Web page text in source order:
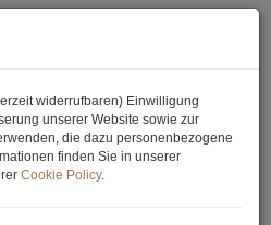
Paare geeignet liegt diese
See, in einer wundervoll grünen
Einfamilienhaus besticht neben
Lage durch eine durchdachte
widerrufbaren) Einwilligung
unserer Website sowie zur
die dazu personenbezogene
finden Sie in unserer
Cookie Policy.